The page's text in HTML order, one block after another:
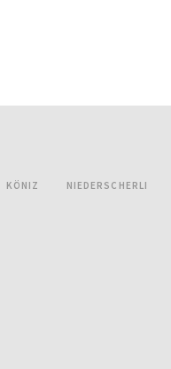
KÖNIZ NIEDERSCHERLI